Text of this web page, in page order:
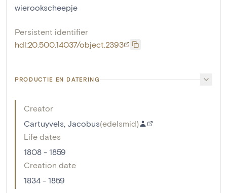
wierookscheepje
Persistent identifier
hdl:20.500.14037/object.2393
PRODUCTIE EN DATERING
Creator
Cartuyvels, Jacobus(edelsmid)
Life dates
1808 - 1859
Creation date
1834 - 1859